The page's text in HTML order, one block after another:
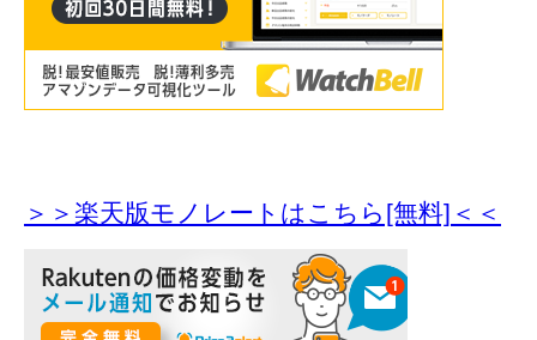
＞＞楽天版モノレートはこちら[無料]＜＜